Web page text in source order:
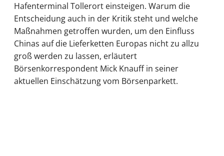
Hafenterminal Tollerort einsteigen. Warum die
Entscheidung auch in der Kritik steht und welche
Maßnahmen getroffen wurden, um den Einfluss
Chinas auf die Lieferketten Europas nicht zu allzu
groß werden zu lassen, erläutert
Börsenkorrespondent Mick Knauff in seiner
aktuellen Einschätzung vom Börsenparkett.